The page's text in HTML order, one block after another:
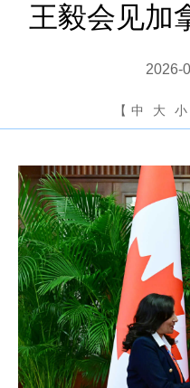
王毅会见加
2026-
【 中 大 小